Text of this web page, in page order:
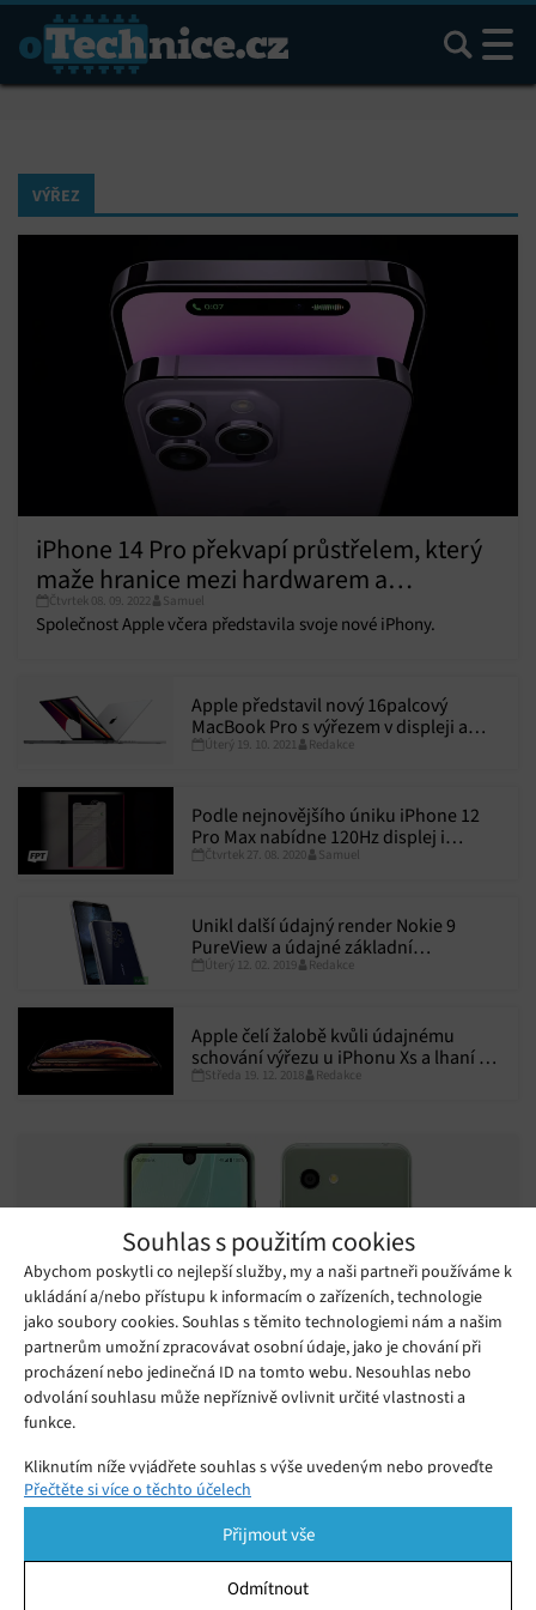
Souhlas s použitím cookies
Abychom poskytli co nejlepší služby, my a naši partneři používáme k
ukládání a/nebo přístupu k informacím o zařízeních, technologie
jako soubory cookies. Souhlas s těmito technologiemi nám a našim
partnerům umožní zpracovávat osobní údaje, jako je chování při
procházení nebo jedinečná ID na tomto webu. Nesouhlas nebo
odvolání souhlasu může nepříznivě ovlivnit určité vlastnosti a
funkce.
Kliknutím níže vyjádřete souhlas s výše uvedeným nebo proveďte
podrobnější rozhodnutí. Vaše volby budou použity pouze na tomto
pomocí přepínačů v Zásadách cookies nebo kliknutím na tlačítko
Spravovat souhlas ve spodní části obrazovky.
Přečtěte si více o těchto účelech
Přijmout vše
Odmítnout
Hledat
VÝŘEZ
iPhone 14 Pro překvapí průstřelem, který
maže hranice mezi hardwarem a
softwarem
Čtvrtek 08. 09. 2022 Samuel
Společnost Apple včera představila svoje nové iPhony.
Apple představil nový 16palcový
MacBook Pro s výřezem v displeji a
vylepšenými procesory M1
Úterý 19. 10. 2021 Redakce
Podle nejnovějšího úniku iPhone 12
Pro Max nabídne 120Hz displej i
senzor LiDAR
Čtvrtek 27. 08. 2020 Samuel
Unikl další údajný render Nokie 9
PureView a údajné základní
specifikace
Úterý 12. 02. 2019 Redakce
Apple čelí žalobě kvůli údajnému
schování výřezu u iPhonu Xs a lhaní o
velikosti obrazovky iPhonů řady X
Středa 19. 12. 2018 Redakce
Compact se dvěma výřezy v displeji
Pátek 16. 11. 2018 Redakce
Společnost Sharp představila nový smartphone Aquos R2
Compact, který na první pohled zaujme něčím neobvyklým –
má v displeji dva nestejně velké výřezy, horní a dolní.